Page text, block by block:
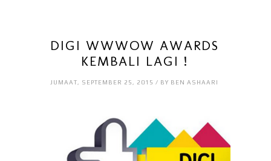
DIGI WWWOW AWARDS
KEMBALI LAGI !
JUMAAT, SEPTEMBER 25, 2015 / BY BEN ASHAARI